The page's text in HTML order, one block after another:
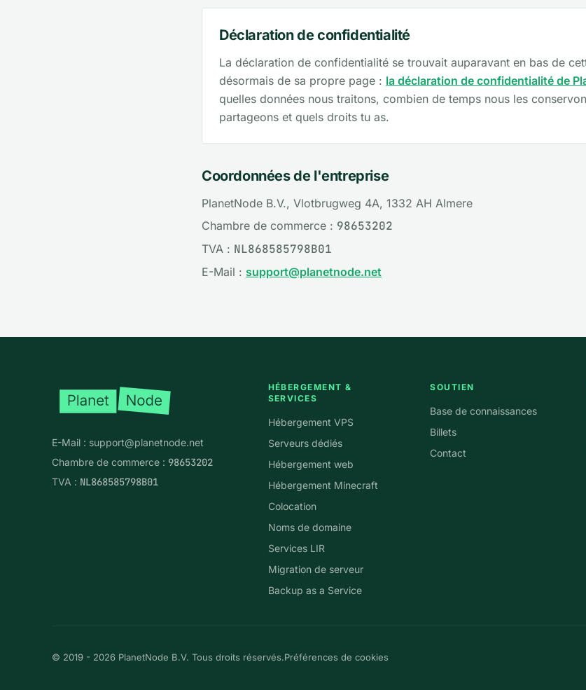
Déclaration de confidentialité
La déclaration de confidentialité se trouvait auparavant en bas de
désormais de sa propre page : la déclaration de confidentialité de
quelles données nous traitons, combien de temps nous les
partageons et quels droits tu as.
Coordonnées de l'entreprise
PlanetNode B.V., Vlotbrugweg 4A, 1332 AH Almere
Chambre de commerce : 98653202
TVA : NL868585798B01
E-Mail : support@planetnode.net
E-Mail : support@planetnode.net
Chambre de commerce : 98653202
TVA : NL868585798B01
HÉBERGEMENT &
SERVICES
Hébergement VPS
Serveurs dédiés
Hébergement web
Hébergement Minecraft
Colocation
Noms de domaine
Services LIR
Migration de serveur
Backup as a Service
SOUTIEN
Base de connaissances
Billets
Contact
© 2019 - 2026 PlanetNode B.V. Tous droits réservés.Préférences de cookies